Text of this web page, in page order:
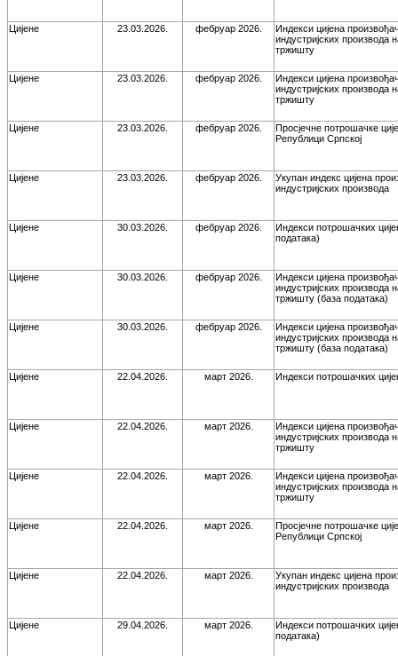
Цијене 23.03.2026. фебруар 2026.
Индекси цијена
индустријских производа
тржишту
Цијене 23.03.2026. фебруар 2026.
Индекси цијена
индустријских производа
тржишту
Цијене 23.03.2026. фебруар 2026.
Просјечне потрошачке
Републици Српској
Цијене 23.03.2026. фебруар 2026.
Укупан индекс цијена
индустријских производа
Цијене 30.03.2026. фебруар 2026.
Индекси потрошачких
података)
Цијене 30.03.2026. фебруар 2026.
Индекси цијена
индустријских производа
тржишту (база података)
Цијене 30.03.2026. фебруар 2026.
Индекси цијена
индустријских производа
тржишту (база података)
Цијене 22.04.2026. март 2026. Индекси потрошачких
Цијене 22.04.2026. март 2026.
Индекси цијена
индустријских производа
тржишту
Цијене 22.04.2026. март 2026.
Индекси цијена
индустријских производа
тржишту
Цијене 22.04.2026. март 2026.
Просјечне потрошачке
Републици Српској
Цијене 22.04.2026. март 2026.
Укупан индекс цијена
индустријских производа
Цијене 29.04.2026. март 2026.
Индекси потрошачких
података)